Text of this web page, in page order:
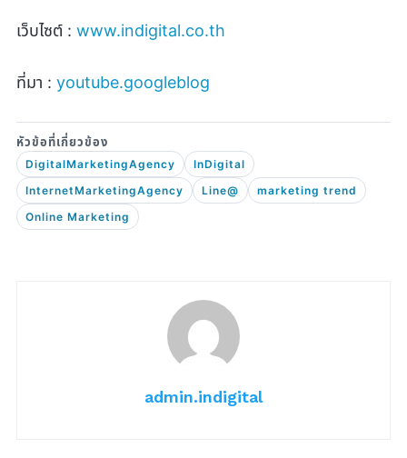
เว็บไซต์ : www.indigital.co.th
ที่มา : youtube.googleblog
DigitalMarketingAgency
InDigital
InternetMarketingAgency
Line@
marketing trend
Online Marketing
admin.indigital